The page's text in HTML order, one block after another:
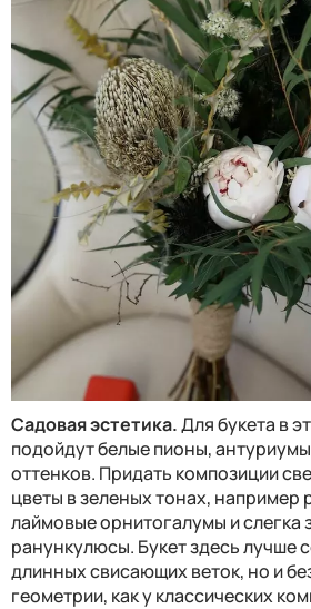
Садовая эстетика.Для букета в
подойдут белые пионы,
оттенков. Придать композиции
цветы в зеленых тонах, например
лаймовые орнитогалумы и слегка
ранункулюсы. Букет здесь лучше
длинных свисающих веток, но и
геометрии, как у классических